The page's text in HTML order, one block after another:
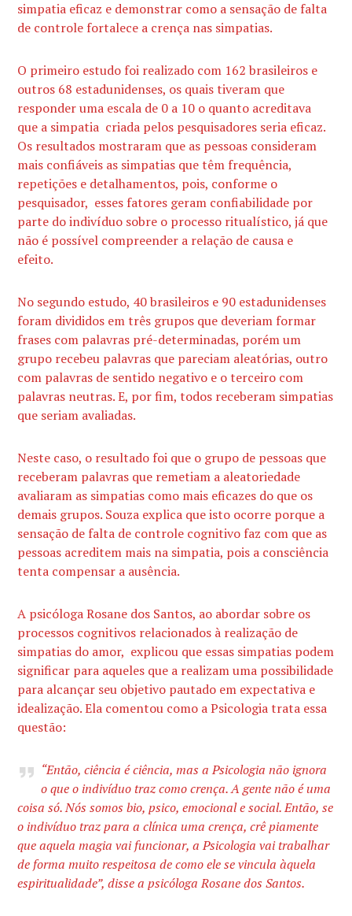
simpatia eficaz e demonstrar como a sensação de falta
de controle fortalece a crença nas simpatias.
O primeiro estudo foi realizado com 162 brasileiros e
outros 68 estadunidenses, os quais tiveram que
responder uma escala de 0 a 10 o quanto acreditava
que a simpatia criada pelos pesquisadores seria eficaz.
Os resultados mostraram que as pessoas consideram
mais confiáveis as simpatias que têm frequência,
repetições e detalhamentos, pois, conforme o
pesquisador, esses fatores geram confiabilidade por
parte do indivíduo sobre o processo ritualístico, já que
não é possível compreender a relação de causa e
efeito.
No segundo estudo, 40 brasileiros e 90 estadunidenses
foram divididos em três grupos que deveriam formar
frases com palavras pré-determinadas, porém um
grupo recebeu palavras que pareciam aleatórias, outro
com palavras de sentido negativo e o terceiro com
palavras neutras. E, por fim, todos receberam simpatias
que seriam avaliadas.
Neste caso, o resultado foi que o grupo de pessoas que
receberam palavras que remetiam a aleatoriedade
avaliaram as simpatias como mais eficazes do que os
demais grupos. Souza explica que isto ocorre porque a
sensação de falta de controle cognitivo faz com que as
pessoas acreditem mais na simpatia, pois a consciência
tenta compensar a ausência.
A psicóloga Rosane dos Santos, ao abordar sobre os
processos cognitivos relacionados à realização de
simpatias do amor, explicou que essas simpatias podem
significar para aqueles que a realizam uma possibilidade
para alcançar seu objetivo pautado em expectativa e
idealização. Ela comentou como a Psicologia trata essa
questão:
“Então, ciência é ciência, mas a Psicologia não ignora
o que o indivíduo traz como crença. A gente não é uma
coisa só. Nós somos bio, psico, emocional e social. Então, se
o indivíduo traz para a clínica uma crença, crê piamente
que aquela magia vai funcionar, a Psicologia vai trabalhar
de forma muito respeitosa de como ele se vincula àquela
espiritualidade”, disse a psicóloga Rosane dos Santos.